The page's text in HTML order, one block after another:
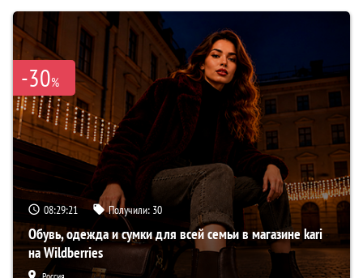
-30%
08:29:20 Получили: 30
Обувь, одежда и сумки для всей семьи в магазине kari
на Wildberries